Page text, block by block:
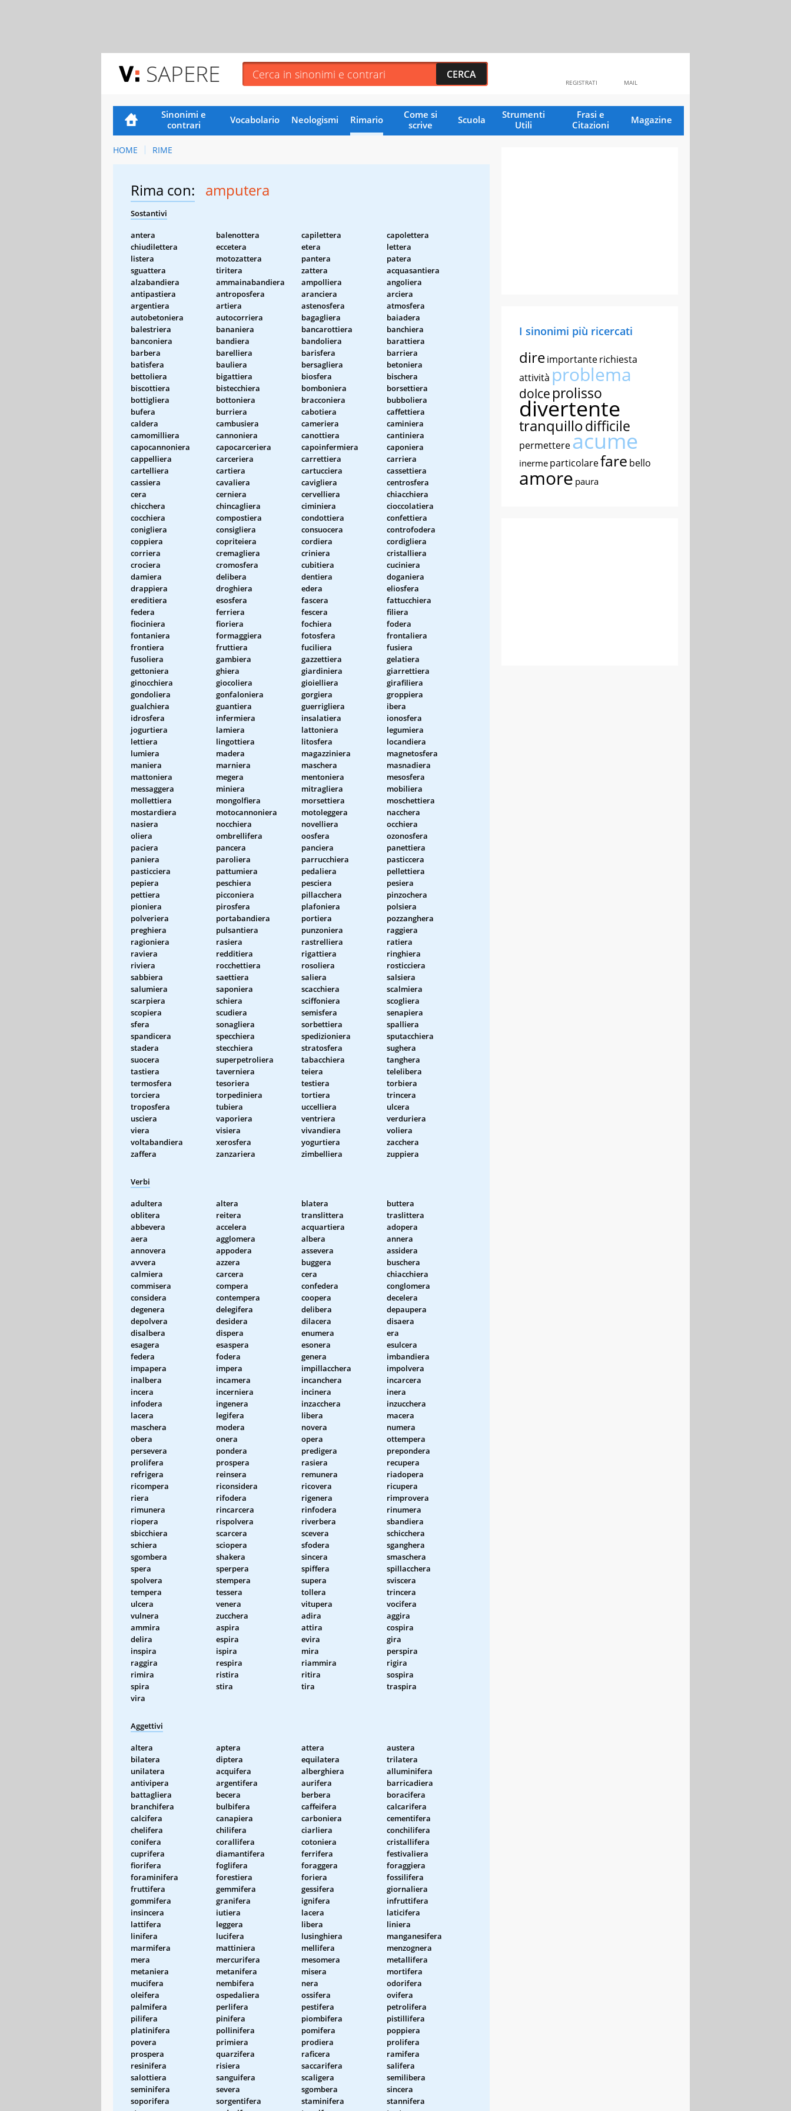
SAPERE MAIL
REGISTRATI
Sinonimi e
contrari
Vocabolario Neologismi Rimario
Come si
scrive
Scuola
Strumenti
Utili
Frasi e
Citazioni
Magazine
HOME RIME
Rima con: amputera
Sostantivi
antera balenottera capilettera
capolettera
chiudilettera
eccetera etera
lettera
listera
motozattera pantera
patera
sguattera
tiritera zattera
acquasantiera
alzabandiera
ammainabandiera ampolliera
angoliera
antipastiera
antroposfera aranciera
arciera
argentiera
artiera astenosfera
atmosfera
autobetoniera
autocorriera bagagliera
baiadera
balestriera
bananiera bancarottiera
banchiera
banconiera
bandiera bandoliera
barattiera
barbera
barelliera barisfera
barriera
batisfera
bauliera bersagliera
betoniera
bettoliera
bigattiera biosfera
bischera
biscottiera
bistecchiera bomboniera
borsettiera
bottigliera
bottoniera bracconiera
bubboliera
bufera
burriera cabotiera
caffettiera
caldera
cambusiera cameriera
caminiera
camomilliera
cannoniera canottiera
cantiniera
capocannoniera
capocarceriera capoinfermiera
caponiera
cappelliera
carceriera carrettiera
carriera
cartelliera
cartiera cartucciera
cassettiera
cassiera
cavaliera cavigliera
centrosfera
cera
cerniera cervelliera
chiacchiera
chicchera
chincagliera ciminiera
cioccolatiera
cocchiera
compostiera condottiera
confettiera
conigliera
consigliera consuocera
controfodera
coppiera
copriteiera cordiera
cordigliera
corriera
cremagliera criniera
cristalliera
crociera
cromosfera cubitiera
cuciniera
damiera
delibera dentiera
doganiera
drappiera
droghiera edera
eliosfera
ereditiera
esosfera fascera
fattucchiera
federa
ferriera fescera
filiera
fiociniera
fioriera fochiera
fodera
fontaniera
formaggiera fotosfera
frontaliera
frontiera
fruttiera fuciliera
fusiera
fusoliera
gambiera gazzettiera
gelatiera
gettoniera
ghiera giardiniera
giarrettiera
ginocchiera
giocoliera gioielliera
girafiliera
gondoliera
gonfaloniera gorgiera
groppiera
gualchiera
guantiera guerrigliera
ibera
idrosfera
infermiera insalatiera
ionosfera
jogurtiera
lamiera lattoniera
legumiera
lettiera
lingottiera litosfera
locandiera
lumiera
madera magazziniera
magnetosfera
maniera
marniera maschera
masnadiera
mattoniera
megera mentoniera
mesosfera
messaggera
miniera mitragliera
mobiliera
mollettiera
mongolfiera morsettiera
moschettiera
mostardiera
motocannoniera motoleggera
nacchera
nasiera
nocchiera novelliera
occhiera
oliera
ombrellifera oosfera
ozonosfera
paciera
pancera panciera
panettiera
paniera
paroliera parrucchiera
pasticcera
pasticciera
pattumiera pedaliera
pellettiera
pepiera
peschiera pesciera
pesiera
pettiera
picconiera pillacchera
pinzochera
pioniera
pirosfera plafoniera
polsiera
polveriera
portabandiera portiera
pozzanghera
preghiera
pulsantiera punzoniera
raggiera
ragioniera
rasiera rastrelliera
ratiera
raviera
redditiera rigattiera
ringhiera
riviera
rocchettiera rosoliera
rosticciera
sabbiera
saettiera saliera
salsiera
salumiera
saponiera scacchiera
scalmiera
scarpiera
schiera sciffoniera
scogliera
scopiera
scudiera semisfera
senapiera
sfera
sonagliera sorbettiera
spalliera
spandicera
specchiera spedizioniera
sputacchiera
stadera
stecchiera stratosfera
sughera
suocera
superpetroliera tabacchiera
tanghera
tastiera
taverniera teiera
telelibera
termosfera
tesoriera testiera
torbiera
torciera
torpediniera tortiera
trincera
troposfera
tubiera uccelliera
ulcera
usciera
vaporiera ventriera
verduriera
viera
visiera vivandiera
voliera
voltabandiera
xerosfera yogurtiera
zacchera
zaffera
zanzariera zimbelliera zuppiera
Verbi
adultera altera blatera
buttera
oblitera
reitera translittera
traslittera
abbevera
accelera acquartiera
adopera
aera
agglomera albera
annera
annovera
appodera assevera
assidera
avvera
azzera buggera
buschera
calmiera
carcera cera
chiacchiera
commisera
compera confedera
conglomera
considera
contempera coopera
decelera
degenera
delegifera delibera
depaupera
depolvera
desidera dilacera
disaera
disalbera
dispera enumera
era
esagera
esaspera esonera
esulcera
federa
fodera genera
imbandiera
impapera
impera impillacchera
impolvera
inalbera
incamera incanchera
incarcera
incera
incerniera incinera
inera
infodera
ingenera inzacchera
inzucchera
lacera
legifera libera
macera
maschera
modera novera
numera
obera
onera opera
ottempera
persevera
pondera predigera
prepondera
prolifera
prospera rasiera
recupera
refrigera
reinsera remunera
riadopera
ricompera
riconsidera ricovera
ricupera
riera
rifodera rigenera
rimprovera
rimunera
rincarcera rinfodera
rinumera
riopera
rispolvera riverbera
sbandiera
sbicchiera
scarcera scevera
schicchera
schiera
sciopera sfodera
sganghera
sgombera
shakera sincera
smaschera
spera
sperpera spiffera
spillacchera
spolvera
stempera supera
sviscera
tempera
tessera tollera
trincera
ulcera
venera vitupera
vocifera
vulnera
zucchera adira
aggira
ammira
aspira attira
cospira
delira
espira evira
gira
inspira
ispira mira
perspira
raggira
respira riammira
rigira
rimira
ristira ritira
sospira
spira
stira tira
traspira
vira
Aggettivi
altera aptera attera
austera
bilatera
diptera equilatera
trilatera
unilatera
acquifera alberghiera
alluminifera
antivipera
argentifera aurifera
barricadiera
battagliera
becera berbera
boracifera
branchifera
bulbifera caffeifera
calcarifera
calcifera
canapiera carboniera
cementifera
chelifera
chilifera ciarliera
conchilifera
conifera
corallifera cotoniera
cristallifera
cuprifera
diamantifera ferrifera
festivaliera
fiorifera
foglifera foraggera
foraggiera
foraminifera
forestiera foriera
fossilifera
fruttifera
gemmifera gessifera
giornaliera
gommifera
granifera ignifera
infruttifera
insincera
iutiera lacera
laticifera
lattifera
leggera libera
liniera
linifera
lucifera lusinghiera
manganesifera
marmifera
mattiniera mellifera
menzognera
mera
mercurifera mesomera
metallifera
metaniera
metanifera misera
mortifera
mucifera
nembifera nera
odorifera
oleifera
ospedaliera ossifera
ovifera
palmifera
perlifera pestifera
petrolifera
pilifera
pinifera piombifera
pistillifera
platinifera
pollinifera pomifera
poppiera
povera
primiera prodiera
prolifera
prospera
quarzifera raficera
ramifera
resinifera
risiera saccarifera
salifera
salottiera
sanguifera scaligera
semilibera
seminifera
severa sgombera
sincera
soporifera
sorgentifera staminifera
stannifera
I sinonimi più ricercati
direimportanterichiesta
attività problema
dolce prolisso
divertente
tranquillodifficile
permettereacume
inerme particolarefare bello
amore paura